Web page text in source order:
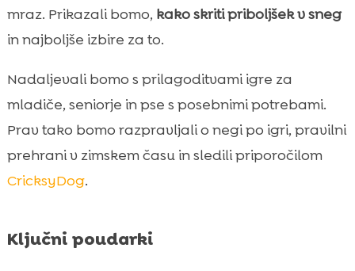
Kako igro uporabimo za trening poslušnosti
in samokontrole

Koliko časa naj traja zimska igra in kako
Negovanje po snežni igri: tačke, kožuh in
udobje doma
Prehrana in nagrajevanje pozimi: kako
ohranimo dobro kondicijo
nagrajevanje
Kako igro ohranimo zanimivo skozi celo
mraz. Prikazali bomo, kako skriti priboljšek v sneg
in najboljše izbire za to.
Nadaljevali bomo s prilagoditvami igre za
mladiče, seniorje in pse s posebnimi potrebami.
Prav tako bomo razpravljali o negi po igri, pravilni
prehrani v zimskem času in sledili priporočilom
CricksyDog.
Ključni poudarki